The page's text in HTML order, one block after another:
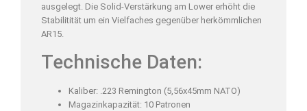
ausgelegt. Die Solid-Verstärkung am Lower erhöht die
Stabilitität um ein Vielfaches gegenüber herkömmlichen
AR15.
Technische Daten:
Kaliber: .223 Remington (5,56x45mm NATO)
Magazinkapazität: 10 Patronen